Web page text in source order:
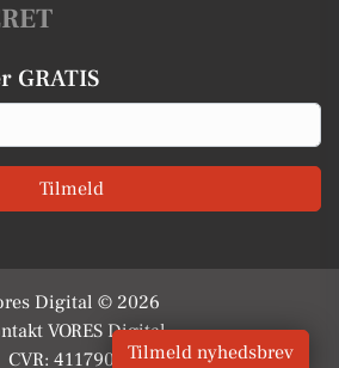
GRATIS
Tilmeld
Digital © 2026
VORES Digital
CVR: 41179082Tilmeld nyhedsbrev